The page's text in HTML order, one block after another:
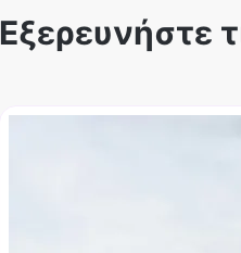
Εξερευνήστε